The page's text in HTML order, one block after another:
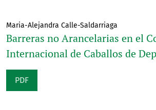
Maria-Alejandra Calle-Saldarriaga
Barreras no Arancelarias en el
Internacional de Caballos de
PDF